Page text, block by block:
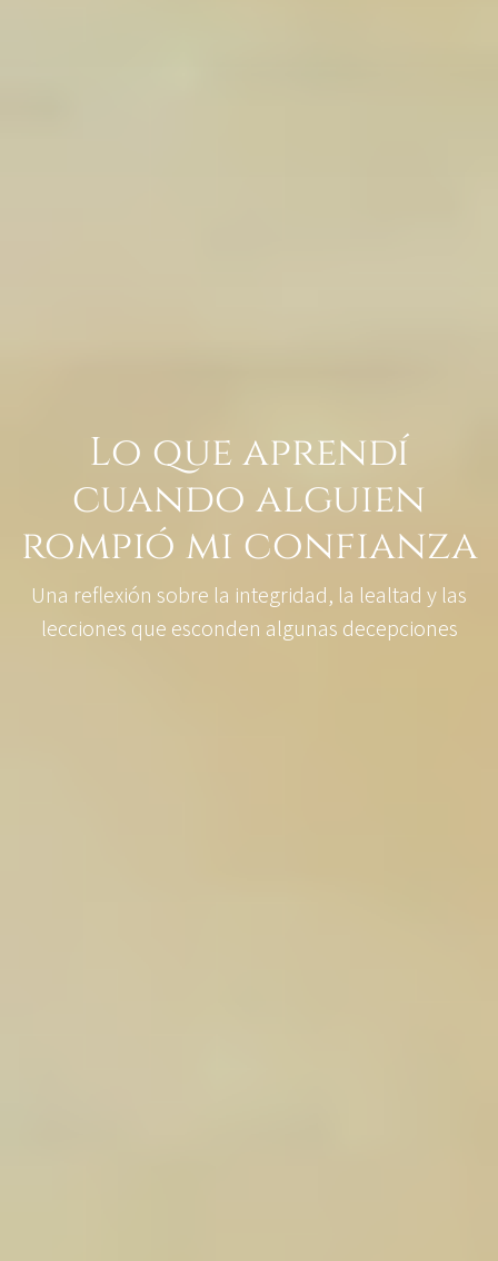
Lo que aprendí
cuando alguien
rompió mi confianza
Una reflexión sobre la integridad, la lealtad y las
lecciones que esconden algunas decepciones